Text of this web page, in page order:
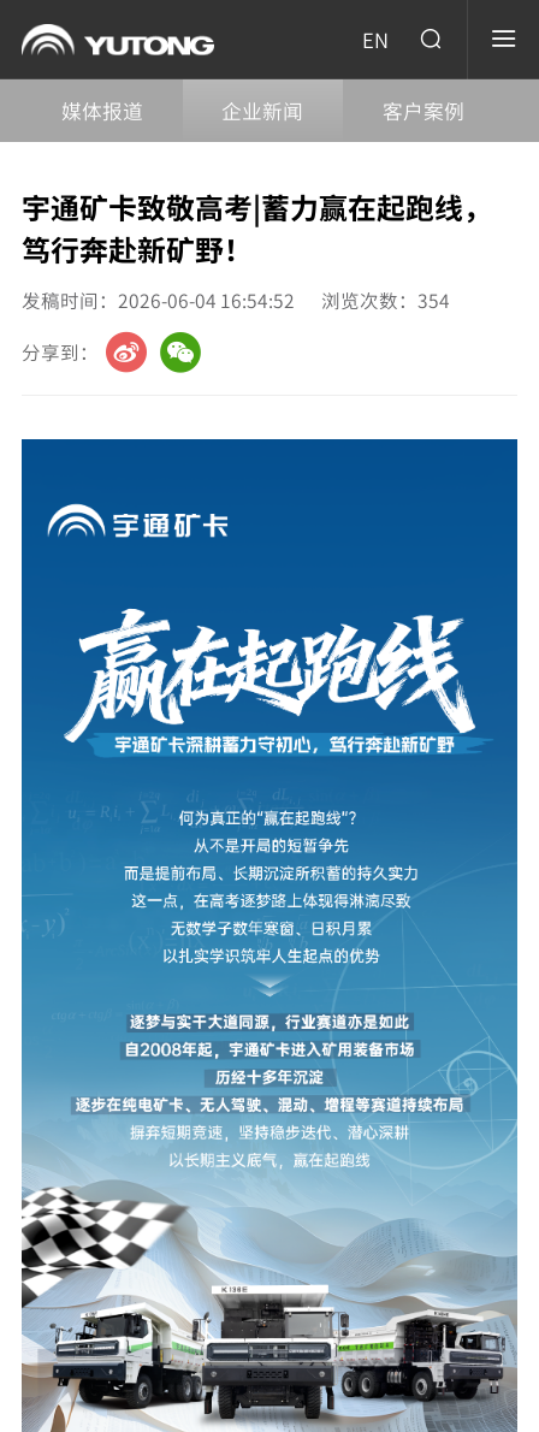
EN
媒体报道 企业新闻 客户案例
宇通矿卡致敬高考|蓄力赢在起跑线，
笃行奔赴新矿野！
发稿时间：2026-06-04 16:54:52 浏览次数： 354
分享到：